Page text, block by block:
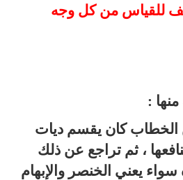
للقياس من كل وجه
منها :
الخطاب كان يقسم ديات
، ثم تراجع عن ذلك
يعني الخنصر والإبهام